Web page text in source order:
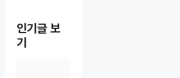
인기글 보
기